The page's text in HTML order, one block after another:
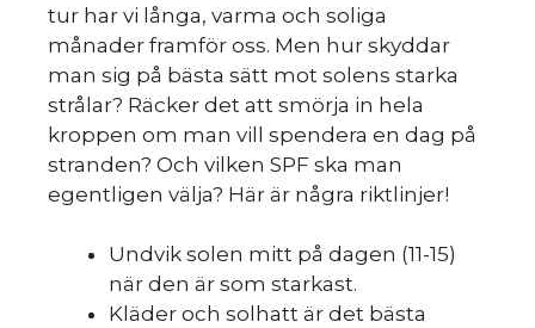
tur har vi långa, varma och soliga
månader framför oss. Men hur skyddar
man sig på bästa sätt mot solens starka
strålar? Räcker det att smörja in hela
kroppen om man vill spendera en dag på
stranden? Och vilken SPF ska man
egentligen välja? Här är några riktlinjer!
Undvik solen mitt på dagen (11-15)
när den är som starkast.
Kläder och solhatt är det bästa